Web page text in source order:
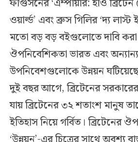
ফার্গুসনের ‘এম্পায়ার: হাও ব্রিটেন
ওয়ার্ল্ড’ এবং ব্রুস গিলির ‘দ্য লাস্ট
মতো বড় বড় বইগুলোতে দাবি করা
ঔপনিবেশিকতা ভারত এবং অন্যান্য
উপনিবেশগুলোকে উন্নয়ন
দুই বছর আগে, ব্রিটেনের
যায় ব্রিটেনের ৩২ শতাংশ মানুষ
ইতিহাস নিয়ে গর্বিত। ব্রিটেনের